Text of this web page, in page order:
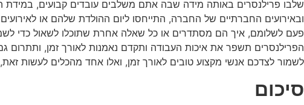
שלבו פרילנסרים באותה מידה שבה אתם משלבים עובדים קבועים, במידת
ובאירועים החברתיים של החברה, התייחסו ליום ההולדת שלהם או
פעם לשלומם, איך הם מסתדרים או כל שאלה אחרת שתוכלו לשאול כדי
הפרילנסרים תשפר את איכות העבודה ותקדם נאמנות לאורך זמן, ותתרום
לשמור לצדכם אנשי מקצוע טובים לאורך זמן, ואלו אחד מהכלים לעשות
סיכום